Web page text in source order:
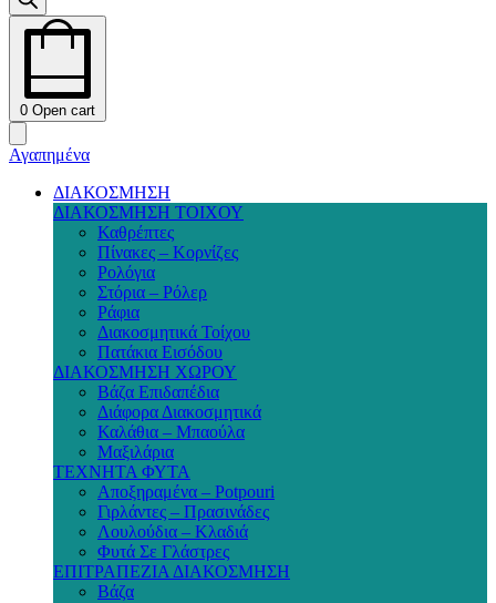
0 Open cart
Αγαπημένα
ΔΙΑΚΟΣΜΗΣΗ
ΔΙΑΚΟΣΜΗΣΗ ΤΟΙΧΟΥ
Καθρέπτες
Πίνακες – Κορνίζες
Ρολόγια
Στόρια – Ρόλερ
Ράφια
Διακοσμητικά Τοίχου
Πατάκια Εισόδου
ΔΙΑΚΟΣΜΗΣΗ ΧΩΡΟΥ
Βάζα Επιδαπέδια
Διάφορα Διακοσμητικά
Καλάθια – Μπαούλα
Μαξιλάρια
ΤΕΧΝΗΤΑ ΦΥΤΑ
Αποξηραμένα – Potpouri
Γιρλάντες – Πρασινάδες
Λουλούδια – Κλαδιά
Φυτά Σε Γλάστρες
ΕΠΙΤΡΑΠΕΖΙΑ ΔΙΑΚΟΣΜΗΣΗ
Βάζα